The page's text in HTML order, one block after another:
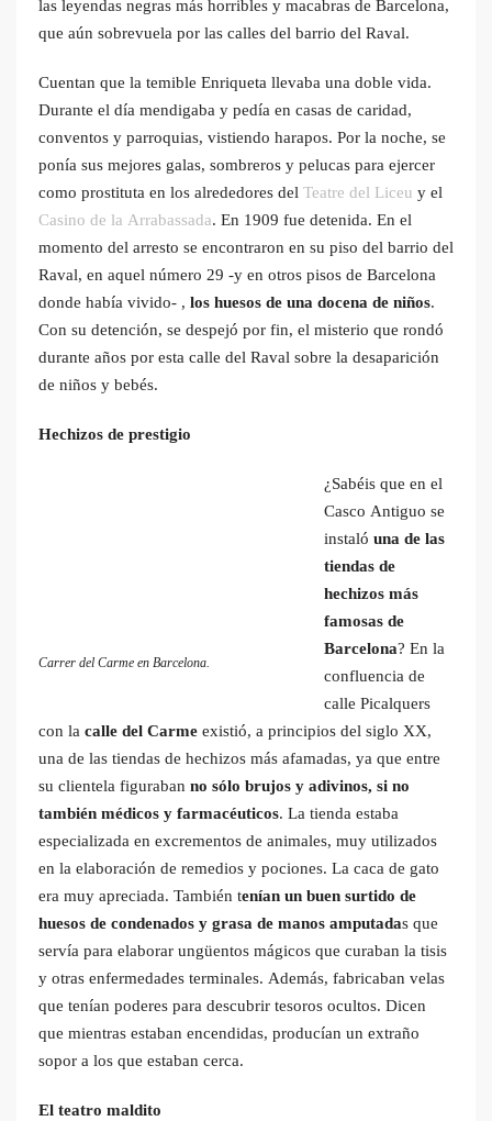
las leyendas negras más horribles y macabras de Barcelona,
que aún sobrevuela por las calles del barrio del Raval.
Cuentan que la temible Enriqueta llevaba una doble vida.
Durante el día mendigaba y pedía en casas de caridad,
conventos y parroquias, vistiendo harapos. Por la noche, se
ponía sus mejores galas, sombreros y pelucas para ejercer
como prostituta en los alrededores del Teatre del Liceu y el
Casino de la Arrabassada. En 1909 fue detenida. En el
momento del arresto se encontraron en su piso del barrio del
Raval, en aquel número 29 -y en otros pisos de Barcelona
donde había vivido- , los huesos de una docena de niños.
Con su detención, se despejó por fin, el misterio que rondó
durante años por esta calle del Raval sobre la desaparición
de niños y bebés.
Hechizos de prestigio
Carrer del Carme en Barcelona.
¿Sabéis que en el
Casco Antiguo se
instaló una de las
tiendas de
hechizos más
famosas de
Barcelona? En la
confluencia de
calle Picalquers
con la calle del Carme existió, a principios del siglo XX,
una de las tiendas de hechizos más afamadas, ya que entre
su clientela figuraban no sólo brujos y adivinos, si no
también médicos y farmacéuticos. La tienda estaba
especializada en excrementos de animales, muy utilizados
en la elaboración de remedios y pociones. La caca de gato
era muy apreciada. También tenían un buen surtido de
huesos de condenados y grasa de manos amputadas que
servía para elaborar ungüentos mágicos que curaban la tisis
y otras enfermedades terminales. Además, fabricaban velas
que tenían poderes para descubrir tesoros ocultos. Dicen
que mientras estaban encendidas, producían un extraño
sopor a los que estaban cerca.
El teatro maldito